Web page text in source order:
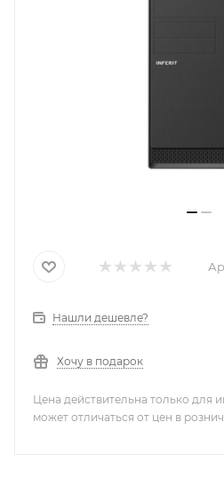
Нашли дешевле?
Хочу в подарок
Цена действительна только для
может отличаться от цен в